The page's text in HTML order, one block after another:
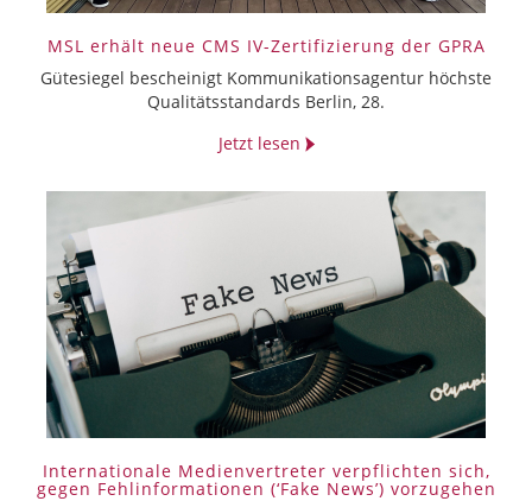
MSL erhält neue CMS IV-Zertifizierung der GPRA
Gütesiegel bescheinigt Kommunikationsagentur höchste
Qualitätsstandards Berlin, 28.
Jetzt lesen
Internationale Medienvertreter verpflichten sich,
gegen Fehlinformationen (‘Fake News’) vorzugehen